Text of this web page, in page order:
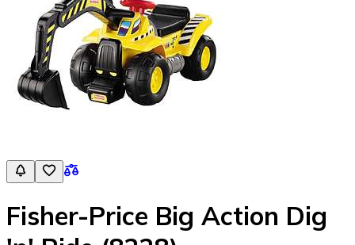
Fisher-Price Big Action Dig